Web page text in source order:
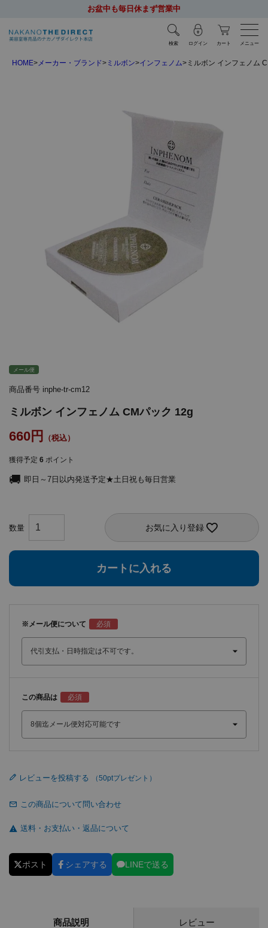
お盆中も毎日休まず営業中
検索 ログイン カート メニュー
HOME メーカー・ブランド ミルボン インフェノム ミルボン インフェノム
メール便
商品番号 inphe-tr-cm12
ミルボン インフェノム CMパック 12g
660
獲得予定 6 ポイント
即日～7日以内発送予定★土日祝も毎日営業
お気に入り登録
カートに入れる
※メール便について
この商品は
レビューを投稿する
この商品について問い合わせ
送料・お支払い・返品について
ポスト シェアする LINEで送る
商品説明 レビュー